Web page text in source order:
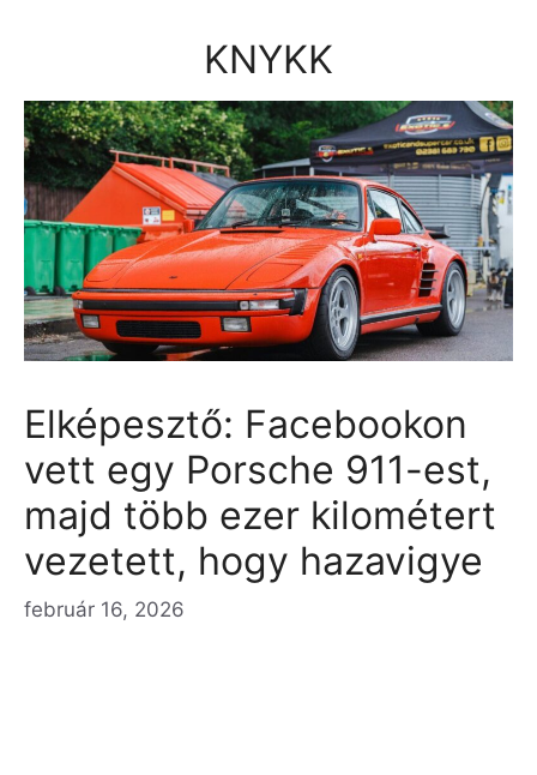
KNYKK
Elképesztő: Facebookon
vett egy Porsche 911-est,
majd több ezer kilométert
vezetett, hogy hazavigye
február 16, 2026